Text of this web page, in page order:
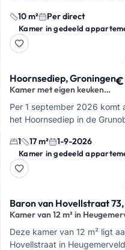
keuken, wat in een flatshare
een groot pluspu…
10 m² Per direct
Kamer in gedeeld
Hoornsediep, Groningen
Kamer met eigen keuken
aan Hoornsediep
€
Per 1 september 2026 komt
het Hoornsediep in de
eigen keuken. Je huurt hier in
totaal 17 m², met een ka…
1 17 m² 1-9-2026
Baron van Hovellstraat
Kamer van 12 m² in
Deze kamer van 12 m² ligt
Hovellstraat in